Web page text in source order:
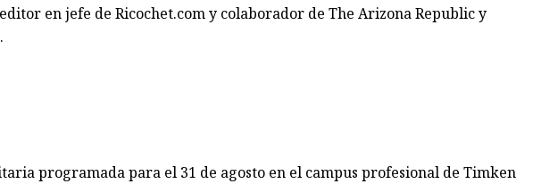
en jefe de Ricochet.com y colaborador de The Arizona Republic y
programada para el 31 de agosto en el campus profesional de Timken